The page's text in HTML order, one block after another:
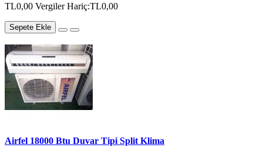
TL0,00 Vergiler Hariç:TL0,00
Sepete Ekle
Airfel 18000 Btu Duvar Tipi Split Klima